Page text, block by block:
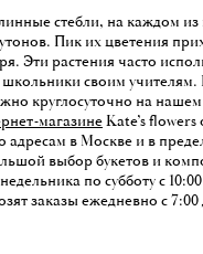
стебли, на каждом из
Пик их цветения
Эти растения часто
своим учителям.
круглосуточно на нашем
магазинеKate’s
адресам в Москве и в
выбор букетов и
по субботу с
заказы ежедневно с 7:00